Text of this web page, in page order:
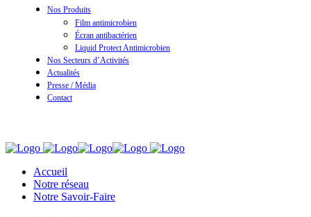
Nos Produits
Film antimicrobien
Écran antibactérien
Liquid Protect Antimicrobien
Nos Secteurs d’Activités
Actualités
Presse / Média
Contact
Accueil
Notre réseau
Notre Savoir-Faire